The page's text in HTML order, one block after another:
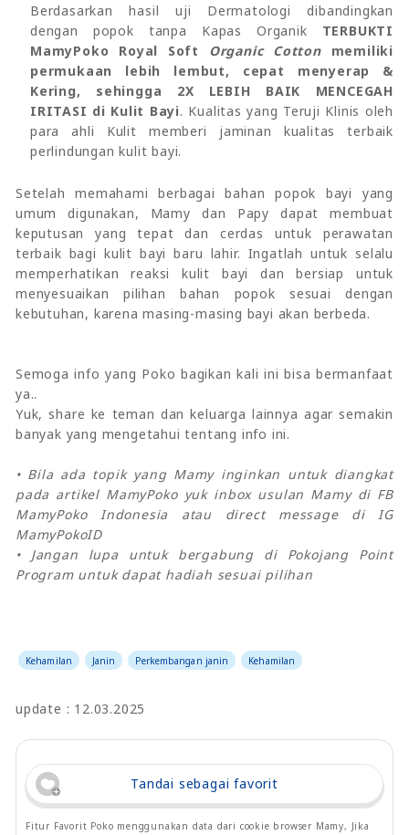
Berdasarkan hasil uji Dermatologi dibandingkan
dengan popok tanpa Kapas Organik TERBUKTI
MamyPoko Royal Soft Organic Cottonmemiliki
permukaan lebih lembut, cepat menyerap &
Kering, sehingga 2X LEBIH BAIK MENCEGAH
IRITASI di Kulit Bayi. Kualitas yang Teruji Klinis oleh
para ahli Kulit memberi jaminan kualitas terbaik
perlindungan kulit bayi.
Setelah memahami berbagai bahan popok bayi yang
umum digunakan, Mamy dan Papy dapat membuat
keputusan yang tepat dan cerdas untuk perawatan
terbaik bagi kulit bayi baru lahir. Ingatlah untuk selalu
memperhatikan reaksi kulit bayi dan bersiap untuk
menyesuaikan pilihan bahan popok sesuai dengan
kebutuhan, karena masing-masing bayi akan berbeda.
Semoga info yang Poko bagikan kali ini bisa bermanfaat
ya..
Yuk, share ke teman dan keluarga lainnya agar semakin
banyak yang mengetahui tentang info ini.
• Bila ada topik yang Mamy inginkan untuk diangkat
pada artikel MamyPoko yuk inbox usulan Mamy di FB
MamyPoko Indonesia atau direct message di IG
MamyPokoID
• Jangan lupa untuk bergabung di Pokojang Point
Program untuk dapat hadiah sesuai pilihan
Kehamilan Janin Perkembangan janin Kehamilan
update : 12.03.2025
Tandai sebagai favorit
Fitur Favorit Poko menggunakan data dari cookie browser Mamy, Jika